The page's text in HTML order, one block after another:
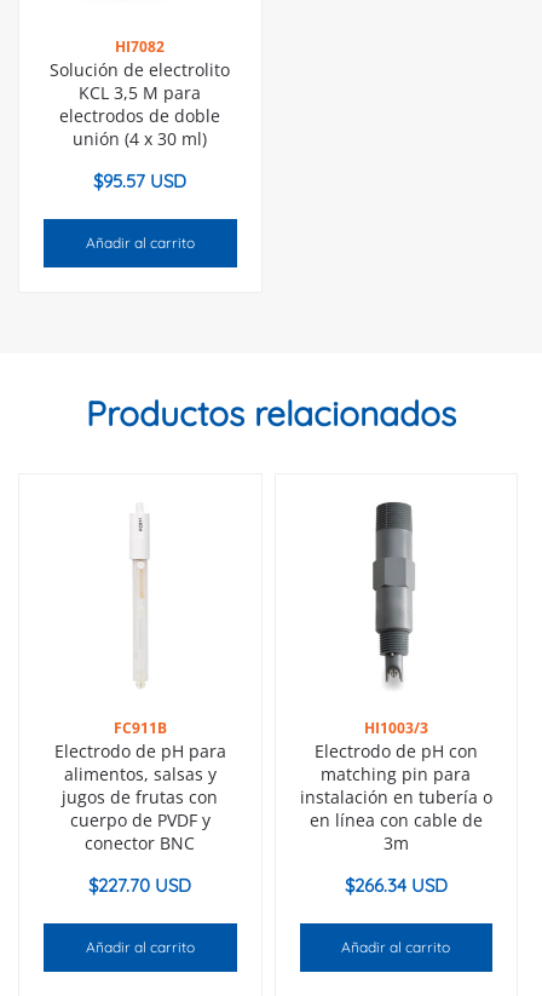
HI7082
Solución de electrolito
KCL 3,5 M para
electrodos de doble
unión (4 x 30 ml)
$95.57 USD
Añadir al carrito
Productos relacionados
FC911B
Electrodo de pH para
alimentos, salsas y
jugos de frutas con
cuerpo de PVDF y
conector BNC
$227.70 USD
Añadir al carrito
HI1003/3
Electrodo de pH con
matching pin para
instalación en tubería o
en línea con cable de
3m
$266.34 USD
Añadir al carrito